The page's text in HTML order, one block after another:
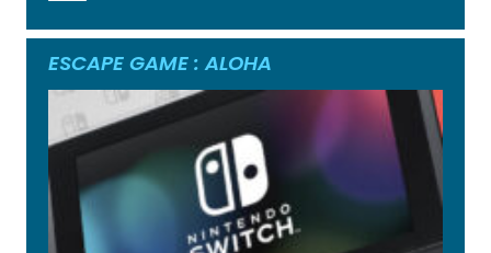
ESCAPE GAME : ALOHA